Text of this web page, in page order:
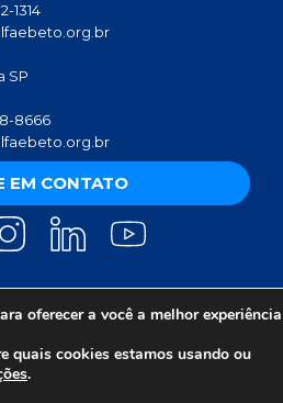
1314
SP
8666
EM CONTATO
DE PRIVACIDADE
AVISO SOBRE COOKIES
ALFA E BETO - 08.458.084/0001-13
oferecer a você a melhor experiência
quais cookies estamos usando ou
.